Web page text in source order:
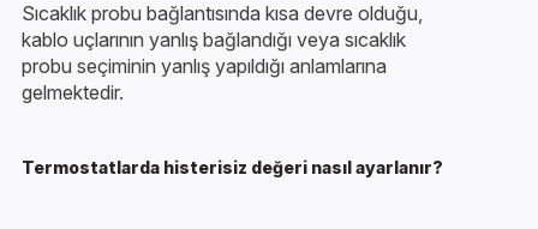
Sıcaklık probu bağlantısında kısa devre olduğu,
kablo uçlarının yanlış bağlandığı veya sıcaklık
probu seçiminin yanlış yapıldığı anlamlarına
gelmektedir.
Termostatlarda histerisiz değeri nasıl ayarlanır?